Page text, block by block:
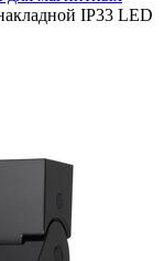
IP33 LED